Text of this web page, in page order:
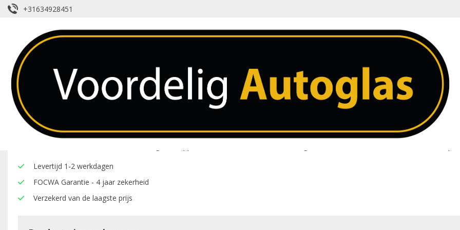
+31634928451
Voorruit – Ford – Mondeo – Verwarming – Geluidsdempend – Regensensor
Over dit product
Levertijd 1-2 werkdagen
FOCWA Garantie - 4 jaar zekerheid
Verzekerd van de laagste prijs